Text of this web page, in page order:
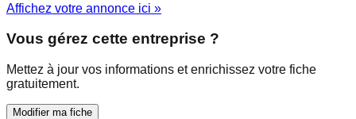
Affichez votre annonce ici »
Vous gérez cette entreprise ?
Mettez à jour vos informations et enrichissez votre fiche
gratuitement.
Modifier ma fiche